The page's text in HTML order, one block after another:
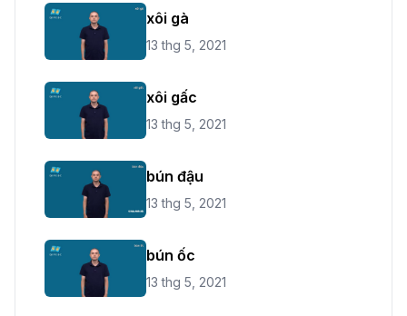
xôi gà
13 thg 5, 2021
xôi gấc
13 thg 5, 2021
bún đậu
13 thg 5, 2021
bún ốc
13 thg 5, 2021